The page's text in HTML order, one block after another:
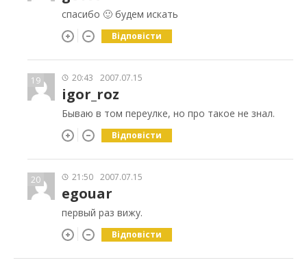
спасибо 🙂 будем искать
Відповісти
19 20:43 2007.07.15
igor_roz
Бываю в том переулке, но про такое не знал.
Відповісти
20 21:50 2007.07.15
egouar
первый раз вижу.
Відповісти